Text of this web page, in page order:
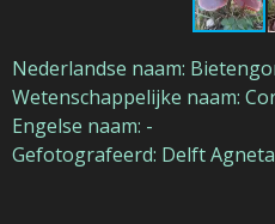
Nederlandse naam:
Wetenschappelijke naam:
Engelse naam: -
Gefotografeerd: Delft